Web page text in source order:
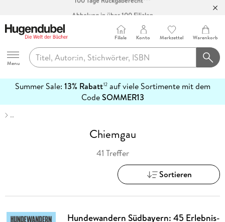
Abholung in über 100 Filialen
Hugendubel
Menu
Filiale Konto Merkzettel Warenkorb
Summer Sale: 13% Rabatt12auf viele Sortimente mit dem
CodeSOMMER13
erfahren
…
Chiemgau
41 Treffer
Sortieren
Hundewandern Südbayern: 45 Erlebnis-